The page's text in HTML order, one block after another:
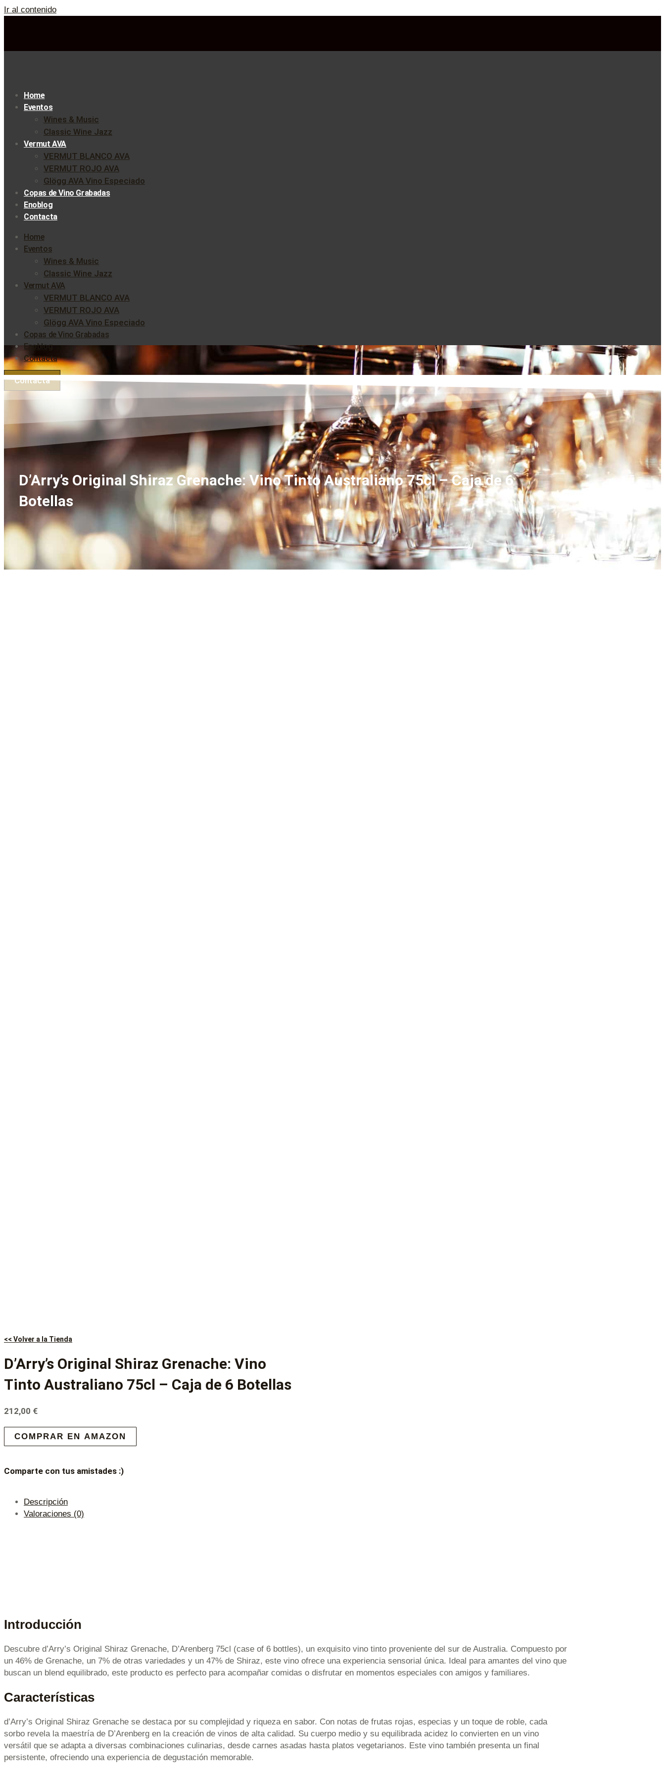
Ir al contenido
Home
Eventos
Wines & Music
Classic Wine Jazz
Vermut AVA
VERMUT BLANCO AVA
VERMUT ROJO AVA
Glögg AVA Vino Especiado
Copas de Vino Grabadas
Enoblog
Contacta
Home
Eventos
Wines & Music
Classic Wine Jazz
Vermut AVA
VERMUT BLANCO AVA
VERMUT ROJO AVA
Glögg AVA Vino Especiado
Copas de Vino Grabadas
Enoblog
Contacta
Contacta
D’Arry’s Original Shiraz Grenache: Vino Tinto Australiano 75cl – Caja de 6
Botellas
<< Volver a la Tienda
D’Arry’s Original Shiraz Grenache: Vino
Tinto Australiano 75cl – Caja de 6 Botellas
212,00 €
COMPRAR EN AMAZON
Comparte con tus amistades :)
Descripción
Valoraciones (0)
Introducción
Descubre d’Arry’s Original Shiraz Grenache, D’Arenberg 75cl (case of 6 bottles), un exquisito vino tinto proveniente del sur de Australia. Compuesto por
un 46% de Grenache, un 7% de otras variedades y un 47% de Shiraz, este vino ofrece una experiencia sensorial única. Ideal para amantes del vino que
buscan un blend equilibrado, este producto es perfecto para acompañar comidas o disfrutar en momentos especiales con amigos y familiares.
Características
d’Arry’s Original Shiraz Grenache se destaca por su complejidad y riqueza en sabor. Con notas de frutas rojas, especias y un toque de roble, cada
sorbo revela la maestría de D’Arenberg en la creación de vinos de alta calidad. Su cuerpo medio y su equilibrada acidez lo convierten en un vino
versátil que se adapta a diversas combinaciones culinarias, desde carnes asadas hasta platos vegetarianos. Este vino también presenta un final
persistente, ofreciendo una experiencia de degustación memorable.